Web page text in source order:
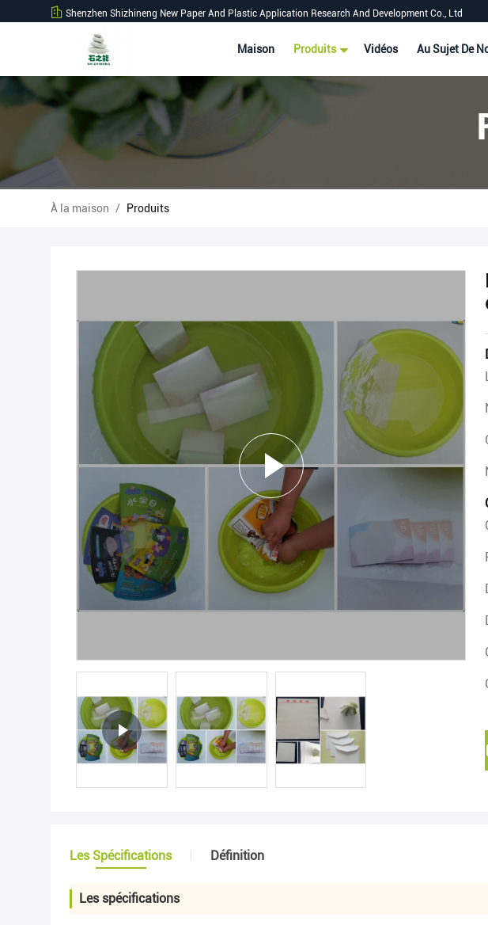
Shenzhen Shizhineng New Paper And Plastic Application Research And Development Co., Ltd
Maison Produits Vidéos Au Sujet De
À la maison / Produits
Les Spécifications Définition
Les spécifications